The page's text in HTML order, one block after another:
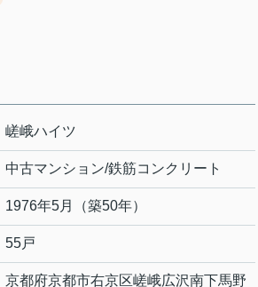
嵯峨ハイツ
中古マンション/鉄筋コンクリート
1976年5月（築50年）
55戸
京都府京都市右京区嵯峨広沢南下馬野